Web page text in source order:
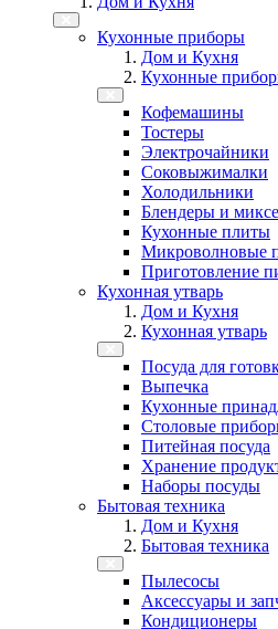
Кухонные приборы
Дом и Кухня
Кухонные
Кофемашины
Тостеры
Электрочайники
Соковыжималки
Холодильники
Блендеры и
Кухонные плиты
Микроволновые
Приготовление
Кухонная утварь
Дом и Кухня
Кухонная утварь
Посуда для
Выпечка
Кухонные
Столовые
Питейная посуда
Хранение
Наборы посуды
Бытовая техника
Дом и Кухня
Бытовая техника
Пылесосы
Аксессуары и
Кондиционеры